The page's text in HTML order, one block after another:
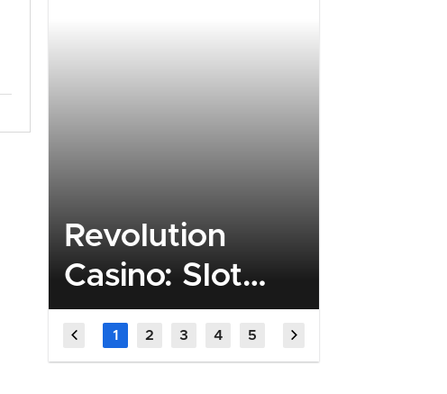
Revolution
Casino: Slot
Veloci, Azione
dal Vivo &